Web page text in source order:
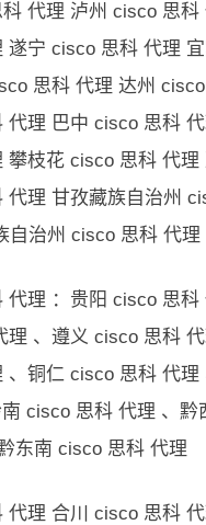
代理 泸州 cisco 思科
遂宁 cisco 思科 代理
思科 代理 达州
代理 巴中 cisco 思科
攀枝花 cisco 思科 代理
代理 甘孜藏族自治州
自治州 cisco 思科 代理
代理 ：贵阳 cisco 思科
理 、遵义 cisco 思科
、铜仁 cisco 思科 代理
cisco 思科 代理 、黔
东南 cisco 思科 代理
理 合川 cisco 思科 代